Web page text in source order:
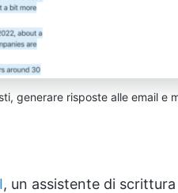
generare risposte alle email e
, un assistente di scrittura